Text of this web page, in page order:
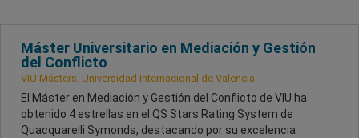
Máster Universitario en Mediación y Gestión
del Conflicto
VIU Másters. Universidad Internacional de Valencia
El Máster en Mediación y Gestión del Conflicto de VIU ha
obtenido 4 estrellas en el QS Stars Rating System de
Quacquarelli Symonds, destacando por su excelencia